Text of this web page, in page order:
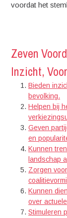
voordat het
Zeven
Inzicht,
Bieden
bevolking.
Helpen bij
Geven
en
Kunnen
landschap
Zorgen
Kunnen
over
Stimuleren